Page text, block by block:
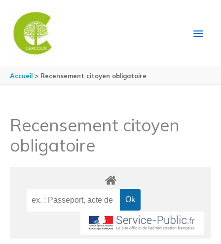
Accueil Recensement citoyen obligatoire
Recensement citoyen
obligatoire